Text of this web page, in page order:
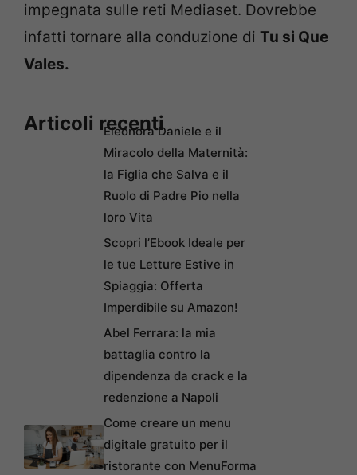
impegnata sulle reti Mediaset. Dovrebbe
infatti tornare alla conduzione di Tu si Que
Vales.
Articoli recentiEleonora Daniele e il
Miracolo della Maternità:
la Figlia che Salva e il
Ruolo di Padre Pio nella
loro Vita
Scopri l’Ebook Ideale per
le tue Letture Estive in
Spiaggia: Offerta
Imperdibile su Amazon!
Abel Ferrara: la mia
battaglia contro la
dipendenza da crack e la
redenzione a Napoli
Come creare un menu
digitale gratuito per il
ristorante con MenuForma